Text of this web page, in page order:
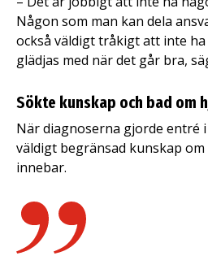
Någon som man kan dela
också väldigt tråkigt att inte
glädjas med när det går bra,
Sökte kunskap och bad om
När diagnoserna gjorde entré
väldigt begränsad kunskap
innebar.